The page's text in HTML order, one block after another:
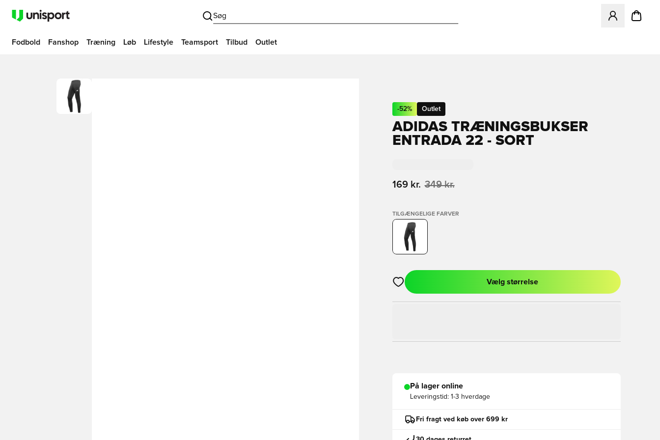
Søg
Åbner en
Fodbold Fanshop Træning Løb Lifestyle Teamsport Tilbud Outlet
-52% Outlet
ADIDAS TRÆNINGSBUKSER
ENTRADA 22 - SORT
169 kr. 349 kr.
TILGÆNGELIGE FARVER
Åbner en Modal til at logge ind eller tilmelde dig som medlem
Vælg størrelse
På lager online
Leveringstid: 1-3 hverdage
Fri fragt ved køb over 699 kr